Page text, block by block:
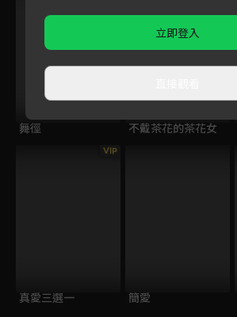
舞徑 不戴茶花的茶花女
VIP
真愛三選一 簡愛
立即登入